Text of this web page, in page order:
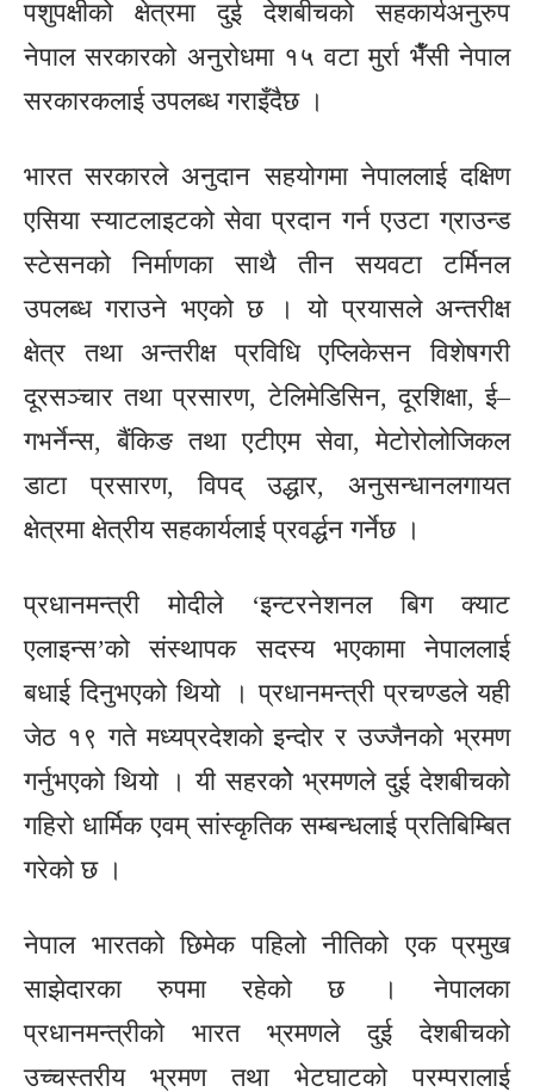
पशुपक्षीको क्षेत्रमा दुई देशबीचको सहकार्यअनुरुप
नेपाल सरकारको अनुरोधमा १५ वटा मुर्रा भैँसी नेपाल
सरकारकलाई उपलब्ध गराइँदैछ ।
भारत सरकारले अनुदान सहयोगमा नेपाललाई दक्षिण
एसिया स्याटलाइटको सेवा प्रदान गर्न एउटा ग्राउन्ड
स्टेसनको निर्माणका साथै तीन सयवटा टर्मिनल
उपलब्ध गराउने भएको छ । यो प्रयासले अन्तरीक्ष
क्षेत्र तथा अन्तरीक्ष प्रविधि एप्लिकेसन विशेषगरी
दूरसञ्चार तथा प्रसारण, टेलिमेडिसिन, दूरशिक्षा, ई–
गभर्नेन्स, बैंकिङ तथा एटीएम सेवा, मेटोरोलोजिकल
डाटा प्रसारण, विपद् उद्धार, अनुसन्धानलगायत
क्षेत्रमा क्षेत्रीय सहकार्यलाई प्रवर्द्धन गर्नेछ ।
प्रधानमन्त्री मोदीले ‘इन्टरनेशनल बिग क्याट
एलाइन्स’को संस्थापक सदस्य भएकामा नेपाललाई
बधाई दिनुभएको थियो । प्रधानमन्त्री प्रचण्डले यही
जेठ १९ गते मध्यप्रदेशको इन्दोर र उज्जैनको भ्रमण
गर्नुभएको थियो । यी सहरकोे भ्रमणले दुई देशबीचको
गहिरो धार्मिक एवम् सांस्कृतिक सम्बन्धलाई प्रतिबिम्बित
गरेको छ ।
नेपाल भारतको छिमेक पहिलो नीतिको एक प्रमुख
साझेदारका रुपमा रहेको छ । नेपालका
प्रधानमन्त्रीको भारत भ्रमणले दुई देशबीचको
उच्चस्तरीय भ्रमण तथा भेटघाटको परम्परालाई